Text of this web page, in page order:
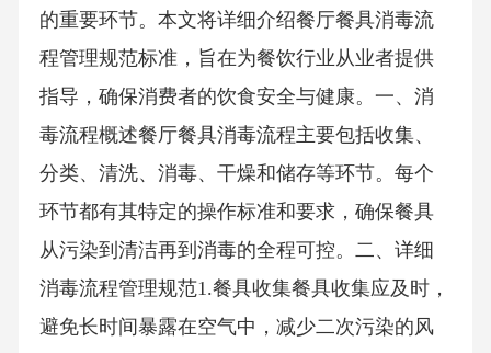
的重要环节。本文将详细介绍餐厅餐具消毒流
程管理规范标准，旨在为餐饮行业从业者提供
指导，确保消费者的饮食安全与健康。一、消
毒流程概述餐厅餐具消毒流程主要包括收集、
分类、清洗、消毒、干燥和储存等环节。每个
环节都有其特定的操作标准和要求，确保餐具
从污染到清洁再到消毒的全程可控。二、详细
消毒流程管理规范1.餐具收集餐具收集应及时，
避免长时间暴露在空气中，减少二次污染的风